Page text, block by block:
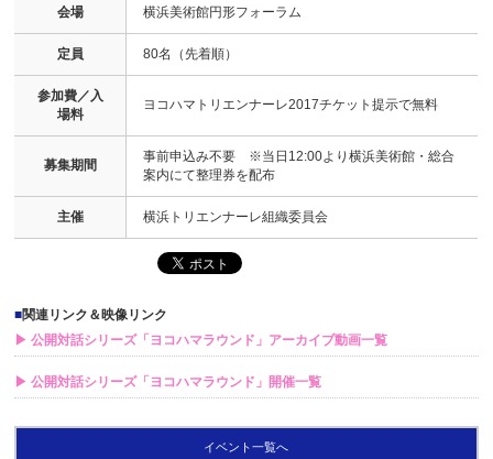
会場 横浜美術館円形フォーラム
定員 80名（先着順）
参加費／入
場料
ヨコハマトリエンナーレ2017チケット提示で無料
募集期間
事前申込み不要 ※当日12:00より横浜美術館・総合
案内にて整理券を配布
主催 横浜トリエンナーレ組織委員会
■関連リンク＆映像リンク
▶ 公開対話シリーズ「ヨコハマラウンド」アーカイブ動画一覧
▶ 公開対話シリーズ「ヨコハマラウンド」開催一覧
イベント一覧へ